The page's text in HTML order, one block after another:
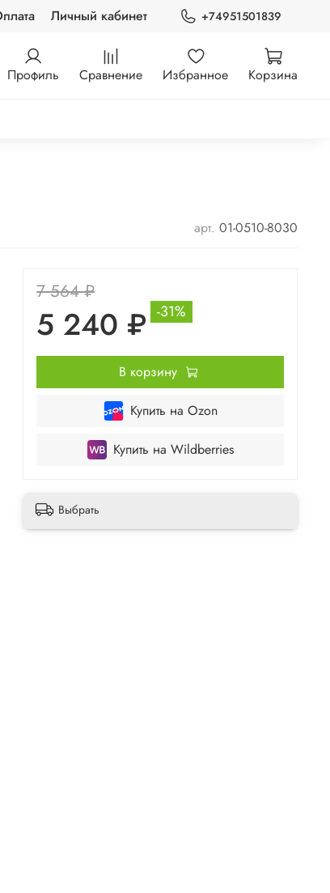
Личный кабинет +74951501839
Профиль Сравнение Избранное Корзина
арт. 01-0510-8030
7 564 ₽
5 240 ₽ -31%
В корзину
Купить на Ozon
Купить на Wildberries
Выбрать